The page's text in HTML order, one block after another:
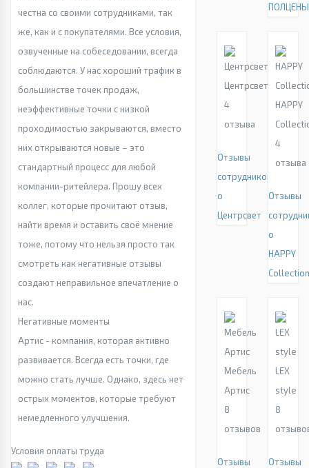
честна со своими сотрудниками, так
же, как и с покупателями. Все условия,
озвученные на собеседовании, всегда
соблюдаются. У нас хороший трафик в
большинстве точек продаж,
неэффективные точки с низкой
проходимостью закрываются, вместо
них открываются новые – это
стандартный процесс для любой
компании-ритейлера. Прошу всех
коллег, которые прочитают отзыв,
найти время и оставить своё мнение
тоже, потому что нельзя просто так
смотреть как негативные отзывы
создают неправильное впечатление о
нас.
Негативные моменты
Артис - компания, которая активно
развивается. Всегда есть точки, где
можно стать лучше. Однако, здесь нет
острых моментов, которые требуют
немедленного улучшения.
Условия оплаты труда
ПОЛЦЕНЫ
Центрсвет
4
отзыва
Отзывы
сотрудников
о
Центрсвет
HAPPY
4
отзыва
Отзывы
о
HAPPY
Мебель
Артис
8
отзывов
Отзывы
LEX
style
8
Отзывы